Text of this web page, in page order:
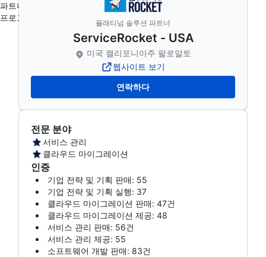
파트너 행사
프로그램 참여하기
플래티넘 솔루션 파트너
ServiceRocket - USA
미국 캘리포니아주 팔로알토
웹사이트 보기
연락하다
인증
기업 전략 및 기획 판매: 55
기업 전략 및 기획 실행: 37
클라우드 마이그레이션 판매: 47건
클라우드 마이그레이션 제공: 48
서비스 관리 판매: 56건
서비스 관리 제공: 55
소프트웨어 개발 판매: 83건
전문 분야
서비스 관리
클라우드 마이그레이션